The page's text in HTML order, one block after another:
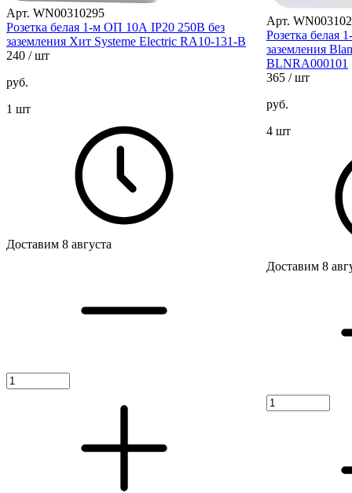
Арт. WN00310295
Розетка белая 1-м ОП 10А IP20 250В без
заземления Хит Systeme Electric RA10-131-B
240 / шт
руб.
1 шт
Доставим 8 августа
Арт.
Розетка белая
заземления
BLNRA000101
365 / шт
руб.
4 шт
Доставим 8